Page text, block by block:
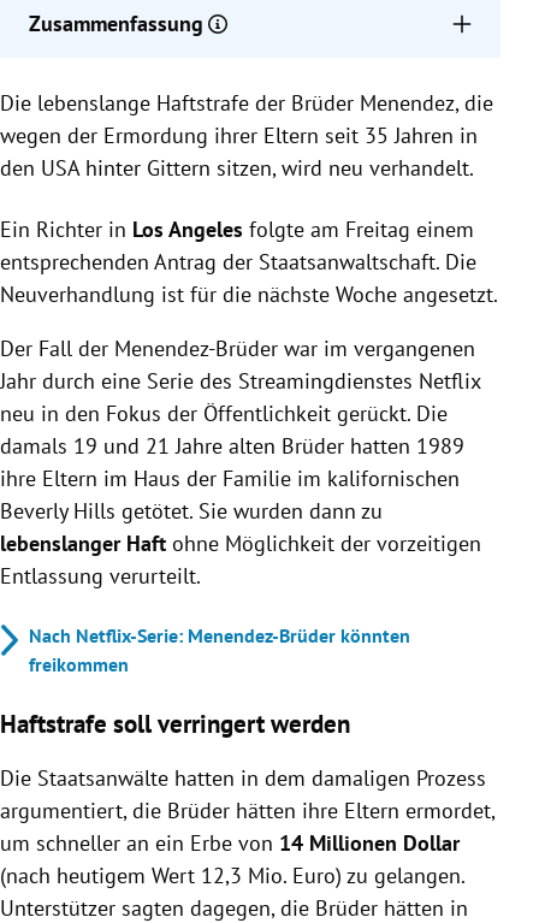
Zusammenfassung
wird nächste Woche neu verhandelt.
Ein Richter in Los Angeles folgte dem Antrag zur
Neuverhandlung, nachdem der Fall durch eine
Unterstützer argumentieren, die Brüder handelten in
Notwehr, während die Staatsanwaltschaft Mord für
ein Erbe als Motiv sieht.
Die lebenslange Haftstrafe der Brüder Menendez, die
wegen der Ermordung ihrer Eltern seit 35 Jahren in
den USA hinter Gittern sitzen, wird neu verhandelt.
Ein Richter in Los Angeles folgte am Freitag einem
entsprechenden Antrag der Staatsanwaltschaft. Die
Neuverhandlung ist für die nächste Woche angesetzt.
Der Fall der Menendez-Brüder war im vergangenen
Jahr durch eine Serie des Streamingdienstes Netflix
neu in den Fokus der Öffentlichkeit gerückt. Die
damals 19 und 21 Jahre alten Brüder hatten 1989
ihre Eltern im Haus der Familie im kalifornischen
Beverly Hills getötet. Sie wurden dann zu
lebenslanger Haft ohne Möglichkeit der vorzeitigen
Entlassung verurteilt.
Nach Netflix-Serie: Menendez-Brüder könnten
freikommen
Haftstrafe soll verringert werden
Die Staatsanwälte hatten in dem damaligen Prozess
argumentiert, die Brüder hätten ihre Eltern ermordet,
um schneller an ein Erbe von 14 Millionen Dollar
(nach heutigem Wert 12,3 Mio. Euro) zu gelangen.
Unterstützer sagten dagegen, die Brüder hätten in